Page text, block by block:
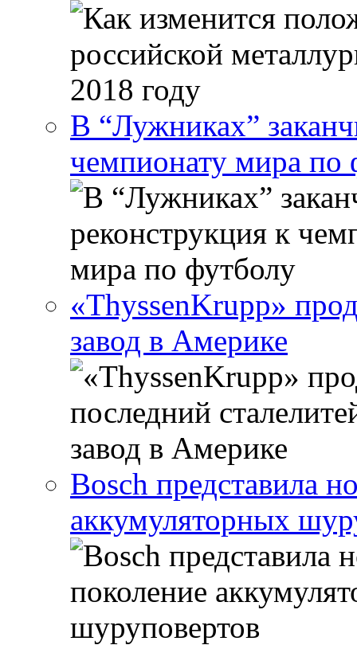
В “Лужниках”
чемпионату мира по
«ThyssenKrupp»
завод в Америке
Bosch представила
аккумуляторных